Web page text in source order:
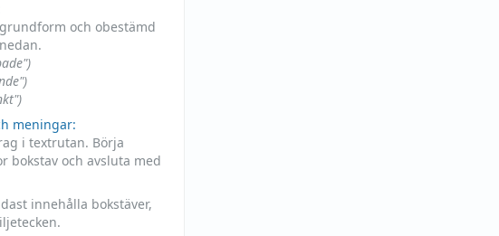
och obestämd
meningar:
i textrutan. Börja
bokstav och avsluta med
innehålla bokstäver,